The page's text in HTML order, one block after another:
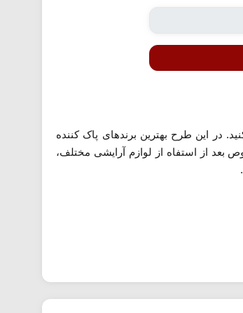
میسلار واتر و پاک کننده آرایش تا 50 درصد تخفیف دریافت کنید. در این طرح بهترین برندهای پاک کننده
بعد از استفاه از لوازم آرایشی مختلف،